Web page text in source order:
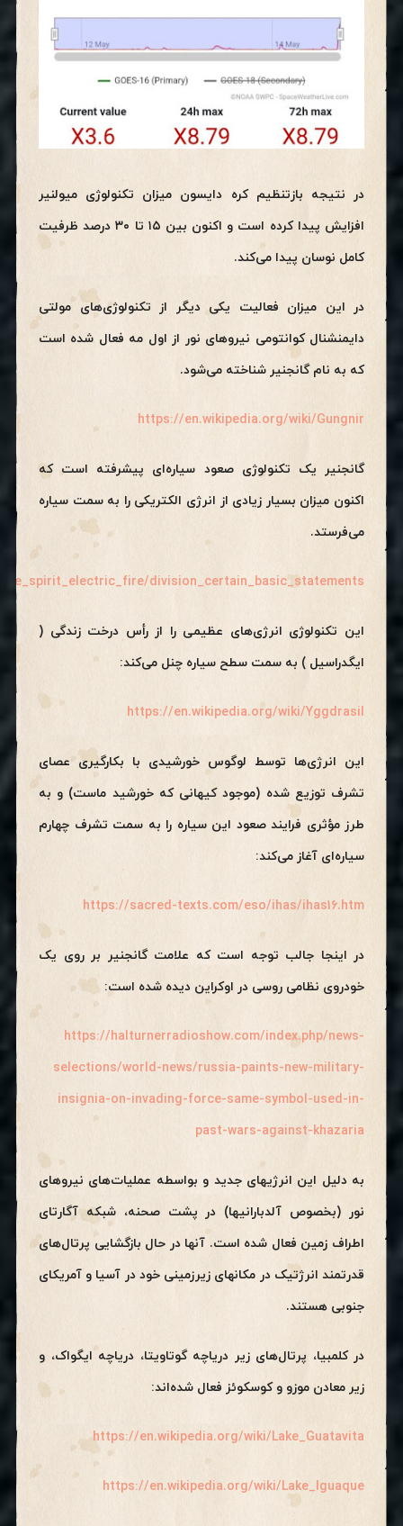
در نتیجه بازتنظیم کره دایسون میزان تکنولوژی‌ میولنیر
افزایش پیدا کرده است و اکنون بین ۱۵ تا ۳۰ درصد ظرفیت
کامل نوسان پیدا می‌کند.
در این میزان فعالیت یکی دیگر از تکنولوژی‌های مولتی
دایمنشنال کوانتومی نیروهای نور از اول مه فعال شده است
که به نام گانجنیر شناخته می‌شود.
https://en.wikipedia.org/wiki/Gungnir
گانجنیر یک تکنولوژی صعود سیاره‌ای پیشرفته است که
اکنون میزان بسیار زیادی از انرژی الکتریکی را به سمت سیاره
می‌فرستد.
division_certain_basic_statements
این تکنولوژی انرژی‌های عظیمی را از رأس درخت زندگی (
ایگدراسیل ) به سمت سطح سیاره چنل می‌کند:
https://en.wikipedia.org/wiki/Yggdrasil
این انرژی‌ها توسط لوگوس خورشیدی با بکارگیری عصای
تشرف توزیع شده (موجود کیهانی که خورشید ماست) و به
طرز مؤثری فرایند صعود این سیاره را به سمت تشرف چهارم
سیاره‌ای آغاز می‌کند:
https://sacred-texts.com/eso/ihas/ihas16.htm
در اینجا جالب توجه است که علامت گانجنیر بر روی یک
خودروی نظامی روسی در اوکراین دیده شده است:
https://halturnerradioshow.com/index.php/news-
selections/world-news/russia-paints-new-military-
insignia-on-invading-force-same-symbol-used-in-
past-wars-against-khazaria
به دلیل این انرژیهای جدید و بواسطه عملیات‌های نیروهای
نور (بخصوص آلدبارانیها) در پشت صحنه، شبکه آگارتای
اطراف زمین فعال شده است. آنها در حال بازگشایی پرتال‌های
قدرتمند انرژتیک در مکانهای زیرزمینی خود در آسیا و آمریکای
جنوبی هستند.
در کلمبیا، پرتال‌های زیر دریاچه گوتاویتا، دریاچه ایگواک، و
زیر معادن موزو و کوسکوئز فعال شده‌اند:
https://en.wikipedia.org/wiki/Lake_Guatavita
https://en.wikipedia.org/wiki/Lake_Iguaque